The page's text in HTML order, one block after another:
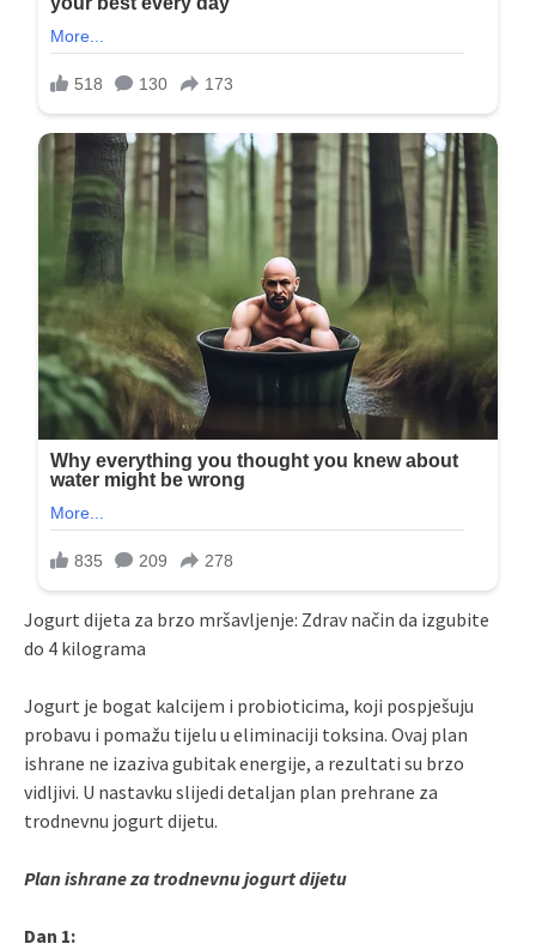
Jogurt dijeta za brzo mršavljenje: Zdrav način da izgubite
do 4 kilograma
Jogurt je bogat kalcijem i probioticima, koji pospješuju
probavu i pomažu tijelu u eliminaciji toksina. Ovaj plan
ishrane ne izaziva gubitak energije, a rezultati su brzo
vidljivi. U nastavku slijedi detaljan plan prehrane za
trodnevnu jogurt dijetu.
Plan ishrane za trodnevnu jogurt dijetu
Dan 1: